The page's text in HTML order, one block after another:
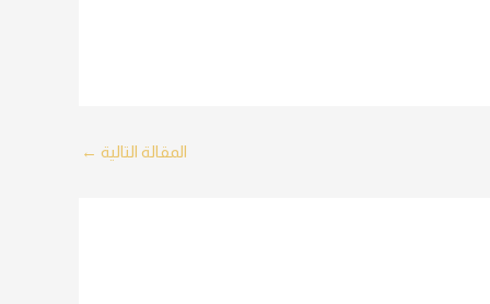
المقالة التالية ←